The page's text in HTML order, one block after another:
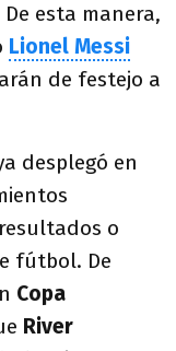
esta manera,
Lionel Messi
de festejo a
desplegó en
o
fútbol. De
Copa
River